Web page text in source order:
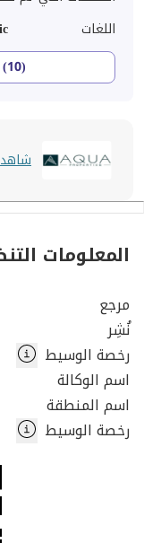
اللغات
(10) شاهد عقارات الوسيط
شاهد
المعلومات
مرجع
نُشِر
رخصة الوسيط
اسم الوكالة
اسم المنطقة
رخصة الوسيط